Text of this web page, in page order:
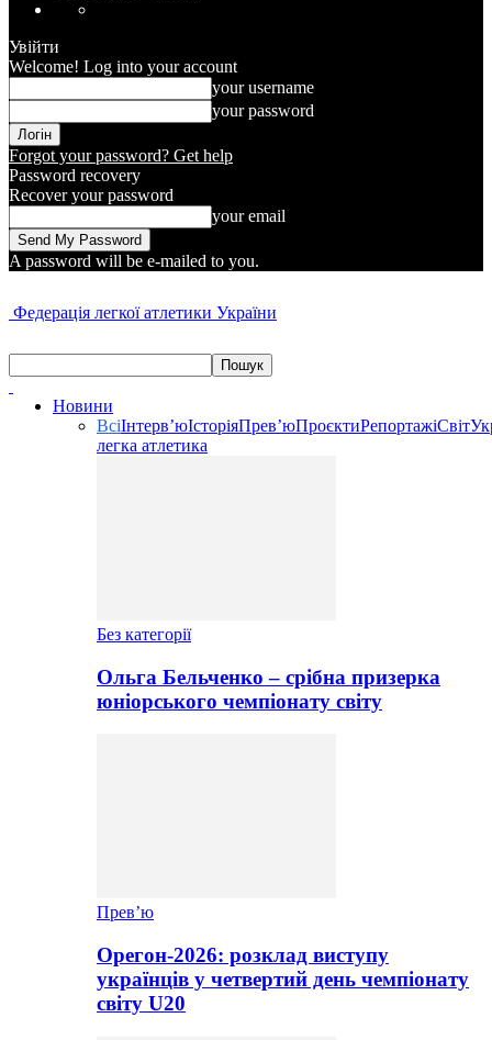
Увійти
Welcome! Log into your account
your username
your password
Forgot your password? Get help
Password recovery
Recover your password
your email
A password will be e-mailed to you.
Федерація легкої атлетики України
Новини
ВсіІнтерв’юІсторіяПрев’юПроєктиРепортажіСвіт
легка атлетика
Без категорії
Ольга Бельченко – срібна призерка
юніорського чемпіонату світу
Прев’ю
Орегон-2026: розклад виступу
українців у четвертий день чемпіонату
світу U20